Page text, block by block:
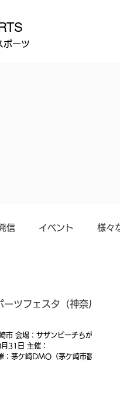
ポーツ
信 イベント 様々
ツフェスタ（神奈川
市 会場：サザンビーチちがさ
31日 主催：
茅ケ崎DMO（茅ケ崎市観光